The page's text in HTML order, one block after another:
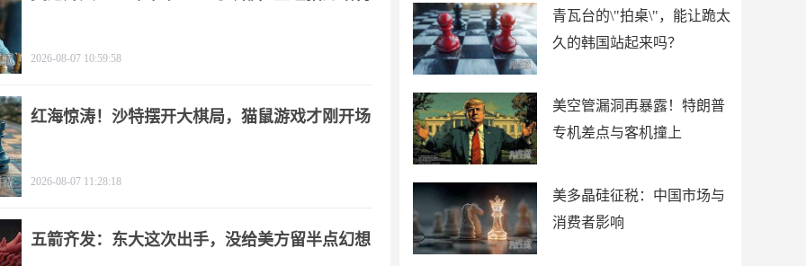
青瓦台的\"拍桌\"，能让跪太
久的韩国站起来吗？
美空管漏洞再暴露！特朗普
专机差点与客机撞上
美多晶硅征税：中国市场与
消费者影响
2026-08-07 10:59:58
红海惊涛！沙特摆开大棋局，猫鼠游戏才刚开场
2026-08-07 11:28:18
五箭齐发：东大这次出手，没给美方留半点幻想